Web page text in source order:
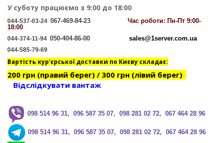
У суботу працюємо з 9:00 до 18:00
044-537-03-24 067-469-84-23 Час роботи: Пн-Пт 9:00-
18:00
044-374-11-94 050-404-86-00 sales@1server.com.ua
044-585-79-69
Вартість кур'єрської доставки по Києву складає:
200 грн (правий берег) / 300 грн (лівий берег)
Відслідкувати вантаж
098 514 96 31, 096 587 35 07, 098 281 02 72, 067 464 28 96
098 514 96 31, 096 587 35 07, 098 281 02 72, 067 464 28 96